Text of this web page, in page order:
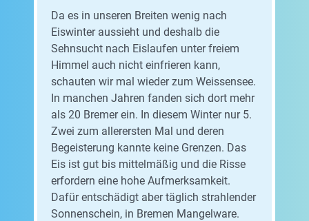
Da es in unseren Breiten wenig nach
Eiswinter aussieht und deshalb die
Sehnsucht nach Eislaufen unter freiem
Himmel auch nicht einfrieren kann,
schauten wir mal wieder zum Weissensee.
In manchen Jahren fanden sich dort mehr
als 20 Bremer ein. In diesem Winter nur 5.
Zwei zum allerersten Mal und deren
Begeisterung kannte keine Grenzen. Das
Eis ist gut bis mittelmäßig und die Risse
erfordern eine hohe Aufmerksamkeit.
Dafür entschädigt aber täglich strahlender
Sonnenschein, in Bremen Mangelware.